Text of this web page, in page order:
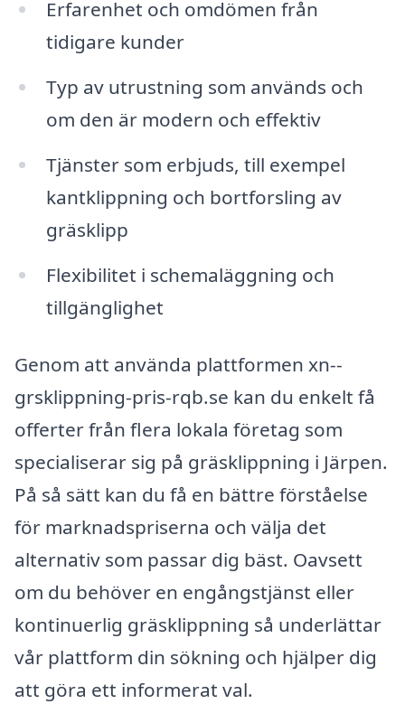
Erfarenhet och omdömen från
tidigare kunder
Typ av utrustning som används och
om den är modern och effektiv
Tjänster som erbjuds, till exempel
kantklippning och bortforsling av
gräsklipp
Flexibilitet i schemaläggning och
tillgänglighet
Genom att använda plattformen xn--
grsklippning-pris-rqb.se kan du enkelt få
offerter från flera lokala företag som
specialiserar sig på gräsklippning i Järpen.
På så sätt kan du få en bättre förståelse
för marknadspriserna och välja det
alternativ som passar dig bäst. Oavsett
om du behöver en engångstjänst eller
kontinuerlig gräsklippning så underlättar
vår plattform din sökning och hjälper dig
att göra ett informerat val.